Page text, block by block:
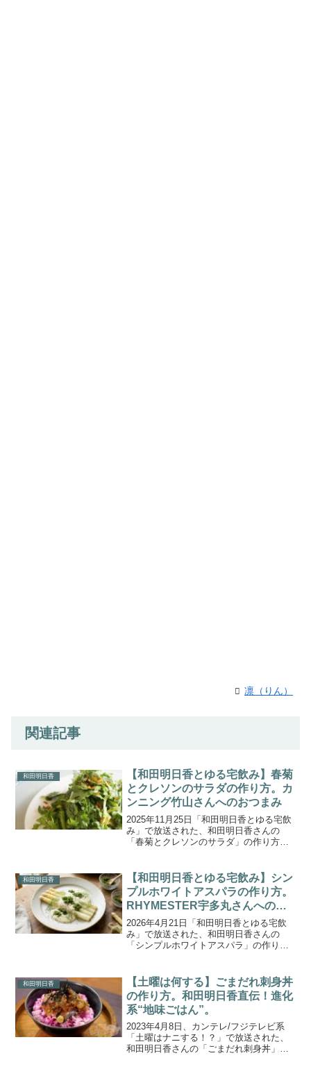
凛（りん）
関連記事
和田明日香
【和田明日香とゆる宅飲み】春菊
とクレソンのサラダの作り方。カ
ンニング竹山さんへのおつまみ
2025年11月25日「和田明日香とゆる宅飲
み」で放送された、和田明日香さんの
「春菊とクレソンのサラダ」の作り方を
シャキッとした春菊とクレソンの前菜に
始まり、香草パン...
和田明日香
【和田明日香とゆる宅飲み】シン
プルホワイトアスパラの作り方。
RHYMESTER宇多丸さんへのお
つまみ
2026年4月21日「和田明日香とゆる宅飲
み」で放送された、和田明日香さんの
「シンプルホワイトアスパラ」の作り方
ん。振舞う料理は、旬のホワイトアスパ
ラにホワイトソ...
和田明日香
【土曜は何する】ごまだれ刺身丼
の作り方。和田明日香直伝！進化
系“地味ごはん”。
2023年4月8日、カンテレ/フジテレビ系
「土曜はナニする！？」で放送された、
和田明日香さんの「ごまだれ刺身丼」の